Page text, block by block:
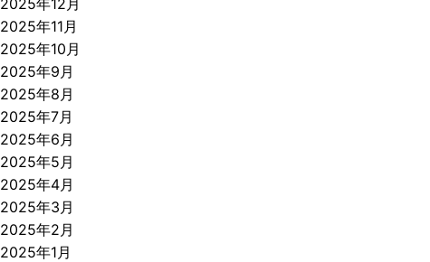
2025年11月
2025年10月
2025年9月
2025年8月
2025年7月
2025年6月
2025年5月
2025年4月
2025年3月
2025年2月
2025年1月